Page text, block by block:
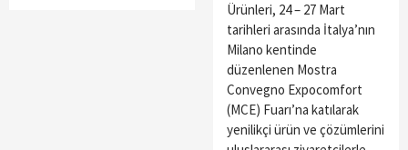
Ürünleri, 24 – 27 Mart
tarihleri arasında İtalya’nın
Milano kentinde
düzenlenen Mostra
Convegno Expocomfort
(MCE) Fuarı’na katılarak
yenilikçi ürün ve çözümlerini